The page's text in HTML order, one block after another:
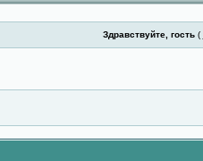
Здравствуйте, гость(